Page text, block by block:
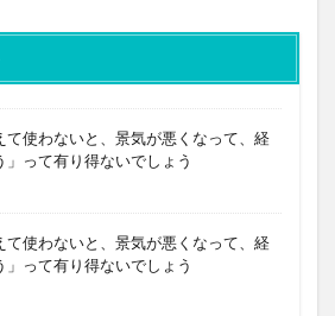
て使わないと、景気が悪くなって、経
って有り得ないでしょう
て使わないと、景気が悪くなって、経
って有り得ないでしょう